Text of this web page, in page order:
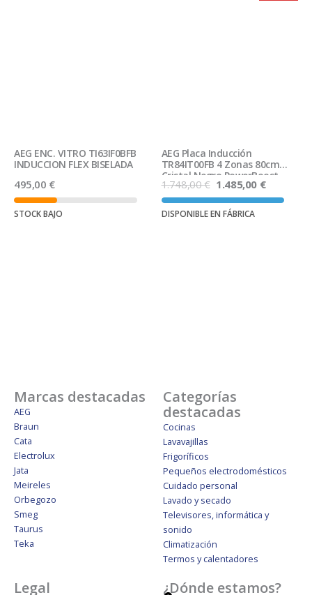
AEG ENC. VITRO TI63IF0BFB
INDUCCION FLEX BISELADA
495,00 €
STOCK BAJO
AEG Placa Inducción
TR84IT00FB 4 Zonas 80cm
Cristal Negro PowerBoost
1.748,00€ El
precio
original
era:
1.485,00 €El
precio
actual
DISPONIBLE EN FÁBRICA
Marcas destacadas
AEG
Braun
Cata
Electrolux
Jata
Meireles
Orbegozo
Smeg
Taurus
Teka
Categorías
destacadas
Cocinas
Lavavajillas
Frigoríficos
Pequeños electrodomésticos
Cuidado personal
Lavado y secado
Televisores, informática y
sonido
Climatización
Termos y calentadores
Legal ¿Dónde estamos?